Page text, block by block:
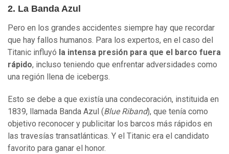
2. La Banda Azul
Pero en los grandes accidentes siempre hay que recordar
que hay fallos humanos. Para los expertos, en el caso del
Titanic influyó la intensa presión para que el barco fuera
rápido, incluso teniendo que enfrentar adversidades como
una región llena de icebergs.
Esto se debe a que existía una condecoración, instituida en
1839, llamada Banda Azul (Blue Riband), que tenía como
objetivo reconocer y publicitar los barcos más rápidos en
las travesías transatlánticas. Y el Titanic era el candidato
favorito para ganar el honor.